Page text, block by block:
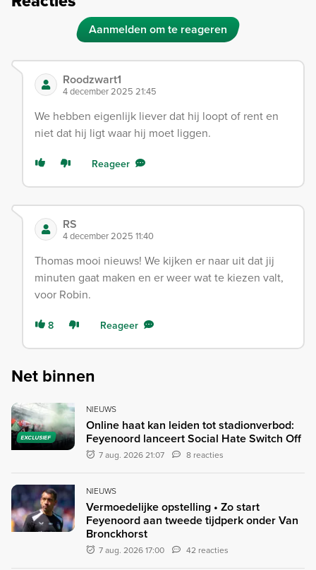
Aanmelden om te reageren
Roodzwart1
4 december 2025 21:45
We hebben eigenlijk liever dat hij loopt of rent en
niet dat hij ligt waar hij moet liggen.
Reageer
RS
4 december 2025 11:40
Thomas mooi nieuws! We kijken er naar uit dat jij
minuten gaat maken en er weer wat te kiezen valt,
voor Robin.
8 Reageer
Net binnen
EXCLUSIEF
NIEUWS
Online haat kan leiden tot stadionverbod:
Feyenoord lanceert Social Hate Switch Off
7 aug. 2026 21:07 8 reacties
NIEUWS
Vermoedelijke opstelling • Zo start
Feyenoord aan tweede tijdperk onder Van
Bronckhorst
7 aug. 2026 17:00 42 reacties